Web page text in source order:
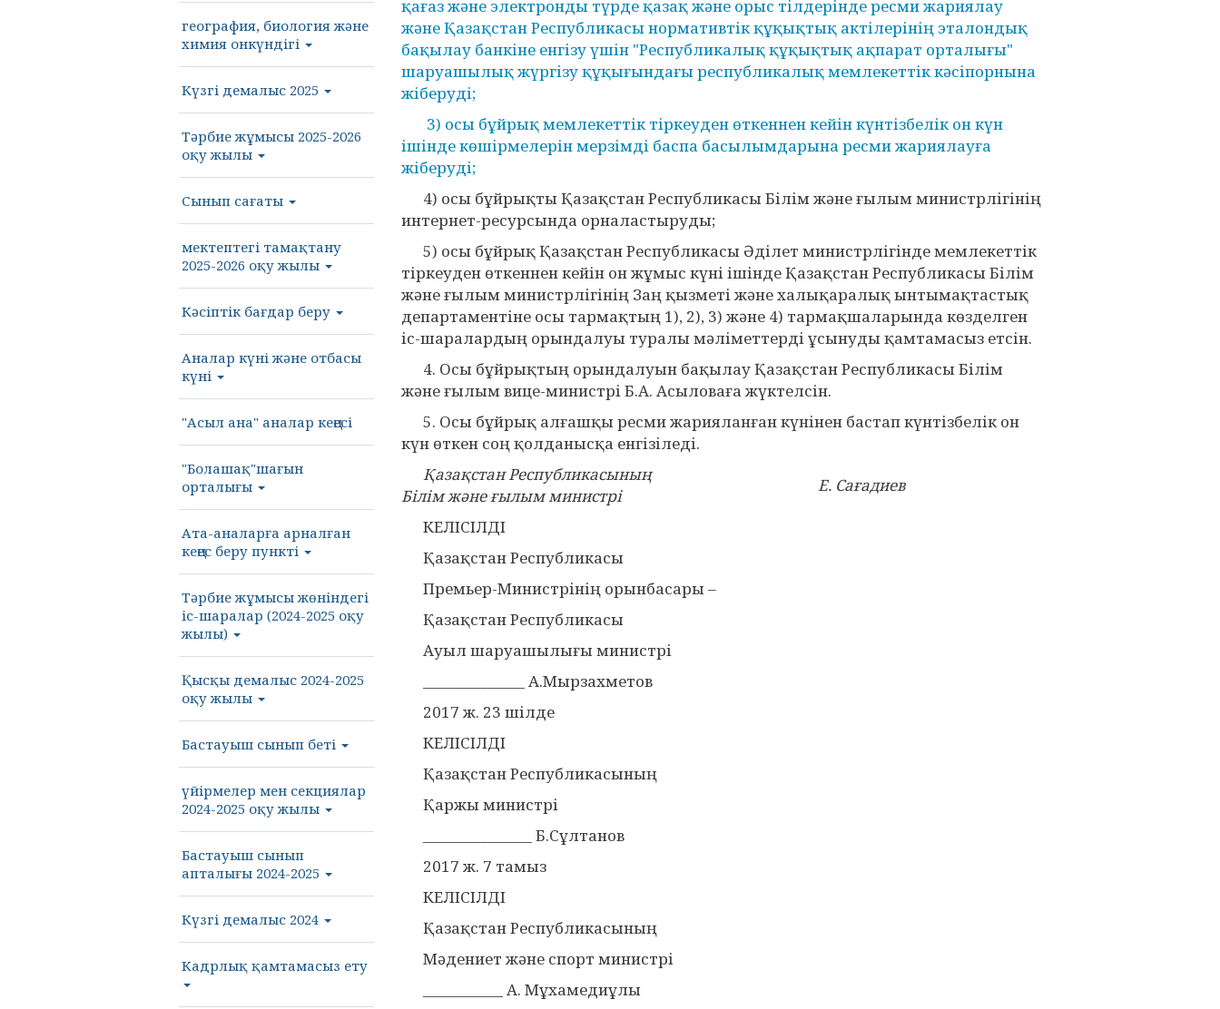
география, биология және
химия онкүндігі
Күзгі демалыс 2025
Тәрбие жұмысы 2025-2026
оқу жылы
Сынып сағаты
мектептегі тамақтану
2025-2026 оқу жылы
Кәсіптік бағдар беру
Аналар күні және отбасы
күні
"Асыл ана" аналар кеңесі
"Болашақ"шағын
орталығы
Ата-аналарға арналған
кеңес беру пункті
Тәрбие жұмысы жөніндегі
іс-шаралар (2024-2025 оқу
жылы)
Қысқы демалыс 2024-2025
оқу жылы
Бастауыш сынып беті
үйірмелер мен секциялар
2024-2025 оқу жылы
Бастауыш сынып
апталығы 2024-2025
Күзгі демалыс 2024
Кадрлық қамтамасыз ету
қағаз және электронды түрде қазақ және орыс тілдерінде ресми жариялау
және Қазақстан Республикасы нормативтік құқықтық актілерінің эталондық
бақылау банкіне енгізу үшін "Республикалық құқықтық ақпарат орталығы"
шаруашылық жүргізу құқығындағы республикалық мемлекеттік кәсіпорнына
жіберуді;
3) осы бұйрық мемлекеттік тіркеуден өткеннен кейін күнтізбелік он күн
ішінде көшірмелерін мерзімді баспа басылымдарына ресми жариялауға
жіберуді;
4) осы бұйрықты Қазақстан Республикасы Білім және ғылым министрлігінің
интернет-ресурсында орналастыруды;
5) осы бұйрық Қазақстан Республикасы Әділет министрлігінде мемлекеттік
тіркеуден өткеннен кейін он жұмыс күні ішінде Қазақстан Республикасы Білім
және ғылым министрлігінің Заң қызметі және халықаралық ынтымақтастық
департаментіне осы тармақтың 1), 2), 3) және 4) тармақшаларында көзделген
іс-шаралардың орындалуы туралы мәліметтерді ұсынуды қамтамасыз етсін.
4. Осы бұйрықтың орындалуын бақылау Қазақстан Республикасы Білім
және ғылым вице-министрі Б.А. Асыловаға жүктелсін.
5. Осы бұйрық алғашқы ресми жарияланған күнінен бастап күнтізбелік он
күн өткен соң қолданысқа енгізіледі.
Қазақстан Республикасының
Білім және ғылым министрі
Е. Сағадиев
КЕЛІСІЛДІ
Қазақстан Республикасы
Премьер-Министрінің орынбасары –
Қазақстан Республикасы
Ауыл шаруашылығы министрі
______________ А.Мырзахметов
2017 ж. 23 шілде
КЕЛІСІЛДІ
Қазақстан Республикасының
Қаржы министрі
_______________ Б.Сұлтанов
2017 ж. 7 тамыз
КЕЛІСІЛДІ
Қазақстан Республикасының
Мәдениет және спорт министрі
___________ А. Мұхамедиұлы